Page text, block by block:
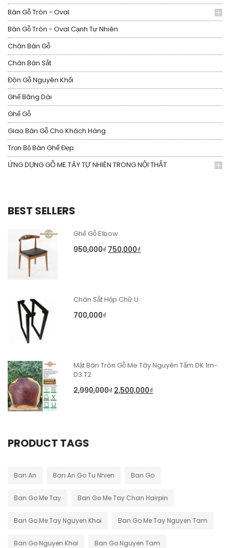
Bàn Gỗ Tròn - Oval
Bàn Gỗ Tròn - Oval Cạnh Tự Nhiên
Chân Bàn Gỗ
Chân Bàn Sắt
Đôn Gỗ Nguyên Khối
Ghế Băng Dài
Ghế Gỗ
Giao Bàn Gỗ Cho Khách Hàng
Trọn Bộ Bàn Ghế Đẹp
ỨNG DỤNG GỖ ME TÂY TỰ NHIÊN TRONG NỘI THẤT
BEST SELLERS
Ghế Gỗ Elbow
950,000₫ 750,000₫
Chân Sắt Hộp Chữ U
700,000₫
Mặt Bàn Tròn Gỗ Me Tây Nguyên Tấm DK 1m-
D3.T2
2,990,000₫ 2,500,000₫
PRODUCT TAGS
Ban An Ban An Go Tu Nhien Ban Go
Ban Go Me Tay Ban Go Me Tay Chan Hairpin
Ban Go Me Tay Nguyen Khoi Ban Go Me Tay Nguyen Tam
Ban Go Nguyen Khoi Ban Go Nguyen Tam